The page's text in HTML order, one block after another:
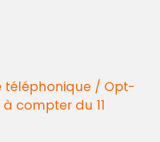
téléphonique / Opt-
compter du 11